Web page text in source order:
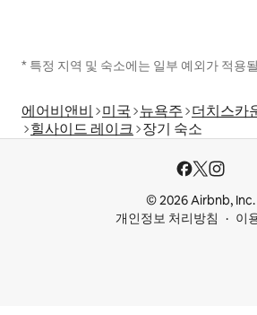
* 특정 지역 및 숙소에는 일부 예외가 적용
에어비앤비 미국 뉴욕주 더치스카
힐사이드 레이크 장기 숙소
© 2026 Airbnb, Inc.
개인정보 처리방침
이